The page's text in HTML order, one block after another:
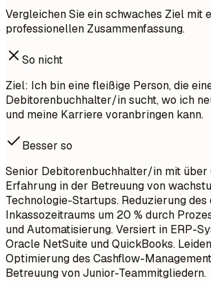
Vergleichen Sie ein schwaches Ziel mit
professionellen Zusammenfassung.
So nicht
Ziel: Ich bin eine fleißige Person, die
Debitorenbuchhalter/in sucht, wo ich
und meine Karriere voranbringen kann.
Besser so
Senior Debitorenbuchhalter/in mit über
Erfahrung in der Betreuung von
Technologie-Startups. Reduzierung
Inkassozeitraums um 20 % durch
und Automatisierung. Versiert in ERP-
Oracle NetSuite und QuickBooks.
Optimierung des Cashflow-
Betreuung von Junior-Teammitgliedern.